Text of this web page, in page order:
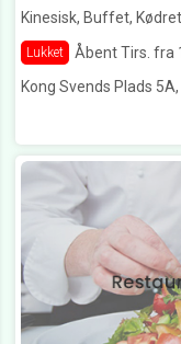
Kinesisk, Buffet,
Lukket Åbent Tirs. fra
Kong Svends Plads 5A,